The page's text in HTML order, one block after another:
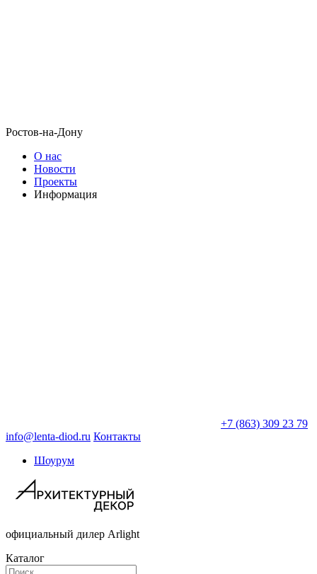
Ростов-на-Дону
О нас
Новости
Проекты
Информация
+7 (863) 309 23 79
info@lenta-diod.ru Контакты
Шоурум
официальный дилер Arlight
Каталог